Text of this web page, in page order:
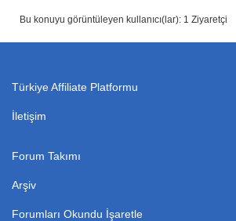
Bu konuyu görüntüleyen kullanıcı(lar): 1 Ziyaretçi
Türkiye Affiliate Platformu
İletişim
Forum Takımı
Arşiv
Forumları Okundu İşaretle